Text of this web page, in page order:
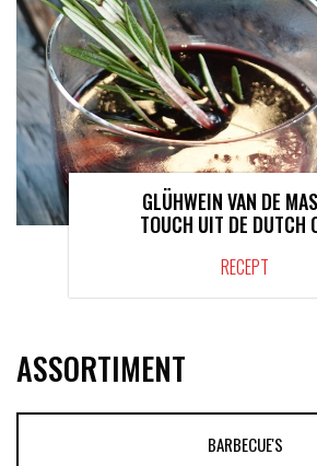
GLÜHWEIN VAN DE
TOUCH UIT DE DUTCH
RECEPT
ASSORTIMENT
BARBECUE'S